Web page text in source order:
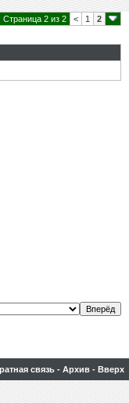
Страница 2 из 2 < 1 2
связь - Архив - Вверх